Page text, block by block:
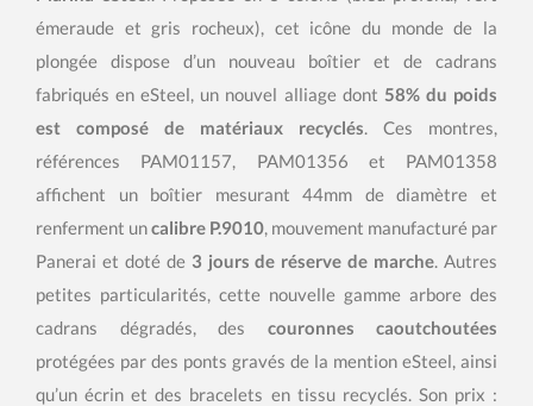
émeraude et gris rocheux), cet icône du monde de la
plongée dispose d’un nouveau boîtier et de cadrans
fabriqués en eSteel, un nouvel alliage dont 58% du poids
est composé de matériaux recyclés. Ces montres,
références PAM01157, PAM01356 et PAM01358
affichent un boîtier mesurant 44mm de diamètre et
renferment uncalibre P.9010, mouvement manufacturé par
Panerai et doté de 3 jours de réserve de marche. Autres
petites particularités, cette nouvelle gamme arbore des
cadrans dégradés, des couronnes caoutchoutées
protégées par des ponts gravés de la mention eSteel, ainsi
qu’un écrin et des bracelets en tissu recyclés. Son prix :